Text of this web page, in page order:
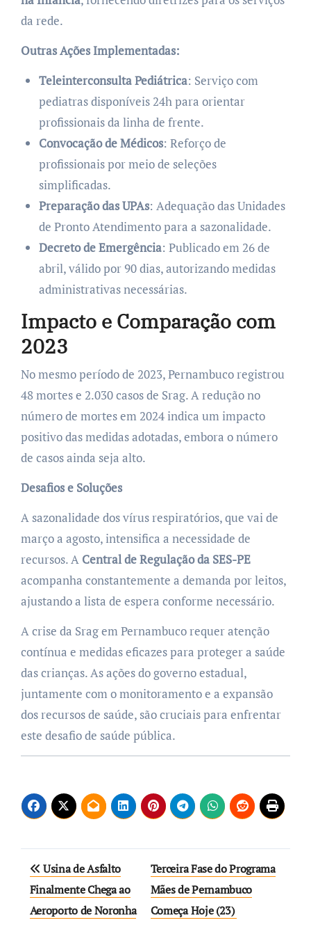
da rede.
Outras Ações Implementadas:
Teleinterconsulta Pediátrica: Serviço com
pediatras disponíveis 24h para orientar
profissionais da linha de frente.
Convocação de Médicos: Reforço de
profissionais por meio de seleções
simplificadas.
Preparação das UPAs: Adequação das Unidades
de Pronto Atendimento para a sazonalidade.
Decreto de Emergência: Publicado em 26 de
abril, válido por 90 dias, autorizando medidas
administrativas necessárias.
Impacto e Comparação com
2023
No mesmo período de 2023, Pernambuco registrou
48 mortes e 2.030 casos de Srag. A redução no
número de mortes em 2024 indica um impacto
positivo das medidas adotadas, embora o número
de casos ainda seja alto.
Desafios e Soluções
A sazonalidade dos vírus respiratórios, que vai de
março a agosto, intensifica a necessidade de
recursos. A Central de Regulação da SES-PE
acompanha constantemente a demanda por leitos,
ajustando a lista de espera conforme necessário.
A crise da Srag em Pernambuco requer atenção
contínua e medidas eficazes para proteger a saúde
das crianças. As ações do governo estadual,
juntamente com o monitoramento e a expansão
dos recursos de saúde, são cruciais para enfrentar
este desafio de saúde pública.
Navegação
de
Post
Usina de Asfalto
Finalmente Chega ao
Aeroporto de Noronha
Terceira Fase do Programa
Mães de Pernambuco
Começa Hoje (23)